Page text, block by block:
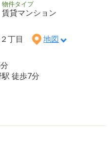
物件タイプ
賃貸マンション
２丁目 地図
徒歩7分